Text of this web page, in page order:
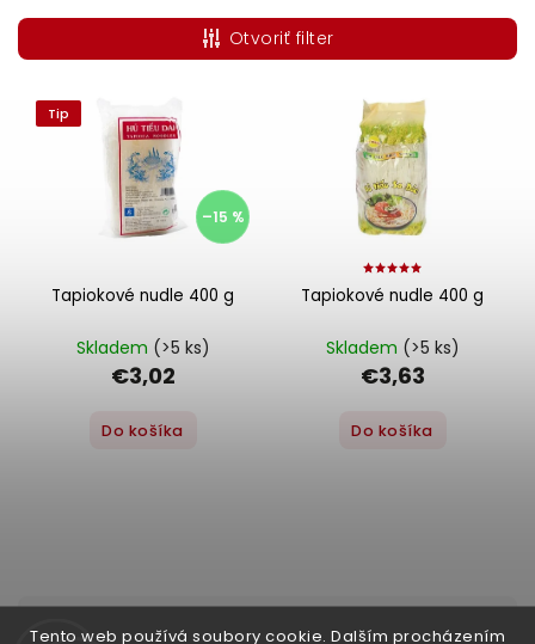
Tento web používá soubory cookie. Dalším procházením
Najlacnejšie
Najdrahšie
Najpredávanejšie
Abecedne
Otvoriť filter
Tip
–15 %
Tapiokové nudle 400 g
Skladem (>5 ks)
€3,02
Do košíka
Tapiokové nudle 400 g
Skladem (>5 ks)
€3,63
Do košíka